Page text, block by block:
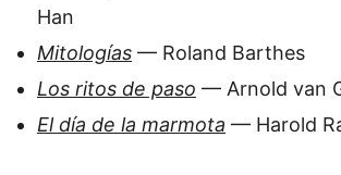
Han
Mitologías — Roland Barthes
Los ritos de paso — Arnold van
El día de la marmota — Harold